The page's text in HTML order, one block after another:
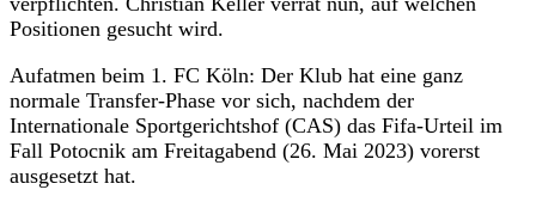
Positionen gesucht wird.
Aufatmen beim 1. FC Köln: Der Klub hat eine ganz
normale Transfer-Phase vor sich, nachdem der
Internationale Sportgerichtshof (CAS) das Fifa-Urteil im
Fall Potocnik am Freitagabend (26. Mai 2023) vorerst
ausgesetzt hat.